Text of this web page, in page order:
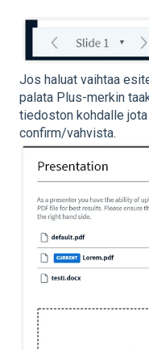
Jos haluat vaihtaa
palata Plus-merkin
tiedoston kohdalle
confirm/vahvista.